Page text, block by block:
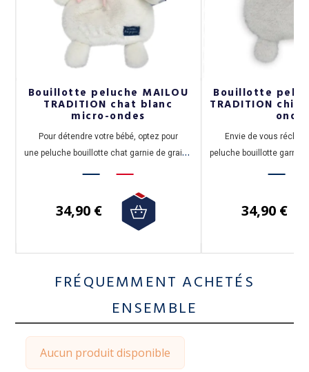
Bouillotte peluche MAILOU
TRADITION chat blanc
micro-ondes
Pour détendre votre bébé, optez pour
une peluche bouillotte chat garnie de grains
34,90 €
Bouillotte
TRADITION
Envie de vous
peluche bouillotte garnie
34,90 €
FRÉQUEMMENT ACHETÉS
ENSEMBLE
Aucun produit disponible